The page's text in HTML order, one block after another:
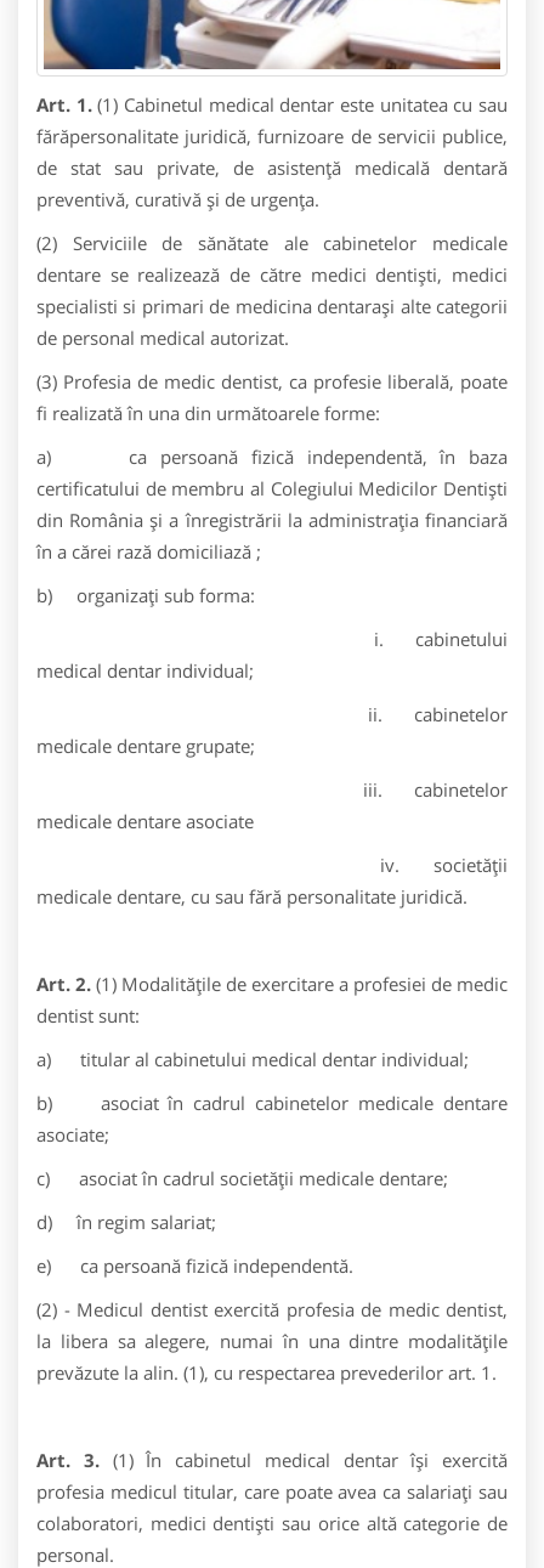
Art. 1.(1) Cabinetul medical dentar este unitatea cu sau
fărăpersonalitate juridică, furnizoare de servicii publice,
de stat sau private, de asistenţă medicală dentară
preventivă, curativă şi de urgenţa.
(2) Serviciile de sănătate ale cabinetelor medicale
dentare se realizează de către medici dentişti, medici
specialisti si primari de medicina dentaraşi alte categorii
de personal medical autorizat.
(3) Profesia de medic dentist, ca profesie liberală, poate
fi realizată în una din următoarele forme:
a) ca persoană fizică independentă, în baza
certificatului de membru al Colegiului Medicilor Dentiști
din România şi a înregistrării la administraţia financiară
în a cărei rază domiciliază ;
b) organizaţi sub forma:
i. cabinetului
medical dentar individual;
ii. cabinetelor
medicale dentare grupate;
iii. cabinetelor
medicale dentare asociate
iv. societății
medicale dentare, cu sau fără personalitate juridică.
Art. 2. (1) Modalităţile de exercitare a profesiei de medic
dentist sunt:
a) titular al cabinetului medical dentar individual;
b) asociat în cadrul cabinetelor medicale dentare
asociate;
c) asociat în cadrul societăţii medicale dentare;
d) în regim salariat;
e) ca persoană fizică independentă.
(2) - Medicul dentist exercită profesia de medic dentist,
la libera sa alegere, numai în una dintre modalităţile
prevăzute la alin. (1), cu respectarea prevederilor art. 1.
Art. 3.(1) În cabinetul medical dentar îşi exercită
profesia medicul titular, care poate avea ca salariaţi sau
colaboratori, medici dentişti sau orice altă categorie de
personal.